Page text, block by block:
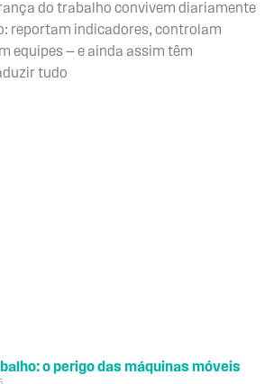
do trabalho convivem diariamente
reportam indicadores, controlam
equipes — e ainda assim têm
tudo
o perigo das máquinas móveis